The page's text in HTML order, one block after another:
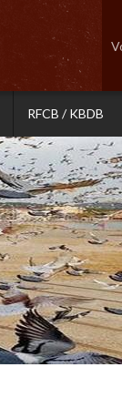
RFCB / KBDB